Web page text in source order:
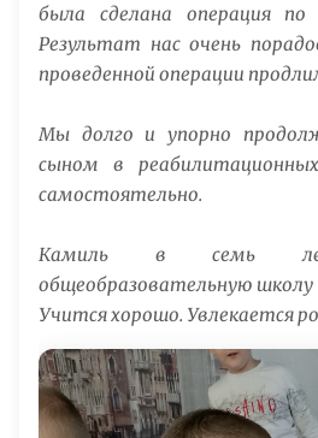
была сделана операция
Результат нас очень
проведенной операции
Мы долго и упорно
сыном в
самостоятельно.
Камиль в семь
общеобразовательную школу
Учится хорошо. Увлекается